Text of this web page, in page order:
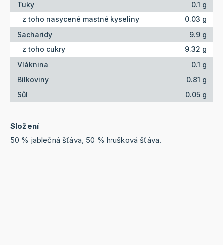
Tuky
0.1 g
z toho nasycené mastné kyseliny
0.03 g
Sacharidy
9.9 g
z toho cukry
9.32 g
Vláknina
0.1 g
Bílkoviny
0.81 g
Sůl
0.05 g
Složení
50 % jablečná šťáva, 50 % hrušková šťáva.